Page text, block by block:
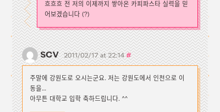
흐흐흐 전 저의 이제까지 쌓아온 카피파스타 실력을 믿
어보겠습니다 (?)
SCV 2011/02/17 at 22:14#
주말에 강원도로 오시는군요. 저는 강원도에서 인천으로 이
동을...
아무튼 대학교 입학 축하드립니다. ^^